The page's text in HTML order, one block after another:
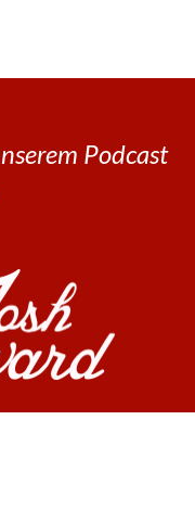
Podcast